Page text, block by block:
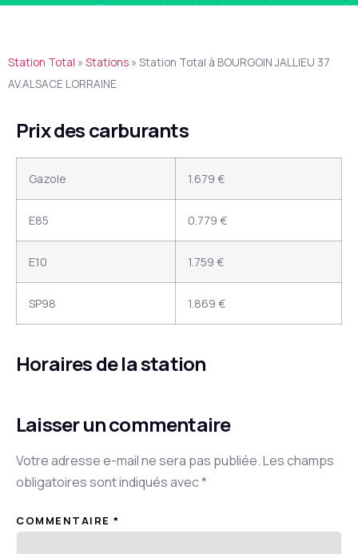
Station Total » Stations » Station Total à BOURGOIN JALLIEU 37
AV.ALSACE LORRAINE
Prix des carburants
Gazole 1.679 €
E85 0.779 €
E10 1.759 €
SP98 1.869 €
Horaires de la station
Laisser un commentaire
Votre adresse e-mail ne sera pas publiée.Les champs
obligatoires sont indiqués avec*
COMMENTAIRE *